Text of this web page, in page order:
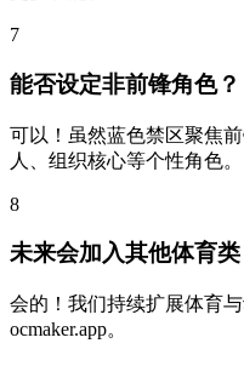
7
能否设定非前锋角色？
可以！虽然蓝色禁区聚焦
人、组织核心等个性角色。
8
未来会加入其他体育
会的！我们持续扩展体育
ocmaker.app。